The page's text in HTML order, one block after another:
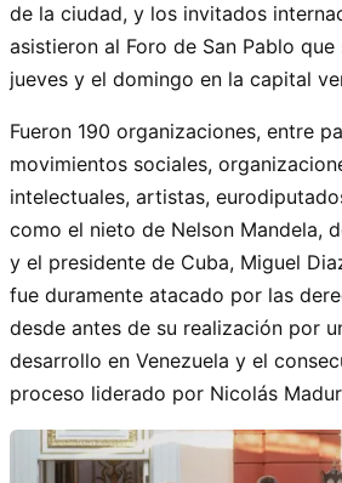
de la ciudad, y los invitados
asistieron al Foro de San Pablo
jueves y el domingo en la capital
Fueron 190 organizaciones, entre
movimientos sociales,
intelectuales, artistas,
como el nieto de Nelson Mandela,
y el presidente de Cuba, Miguel
fue duramente atacado por las
desde antes de su realización por
desarrollo en Venezuela y el
proceso liderado por Nicolás